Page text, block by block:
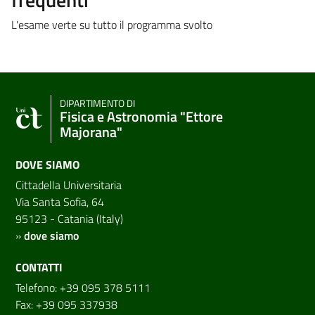
L'esame verte su tutto il programma svolto
DIPARTIMENTO DI
Fisica e Astronomia "Ettore
Majorana"
DOVE SIAMO
Cittadella Universitaria
Via Santa Sofia, 64
95123 - Catania (Italy)
»dove siamo
CONTATTI
Telefono: +39 095 378 5111
Fax: +39 095 337938